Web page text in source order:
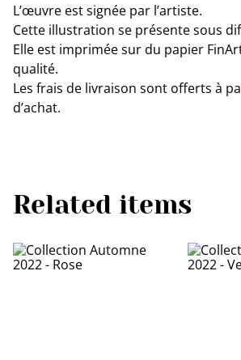
L’œuvre est signée par l’artiste.
Cette illustration se présente sous
Elle est imprimée sur du papier
qualité.
Les frais de livraison sont offerts à
d’achat.
Related items